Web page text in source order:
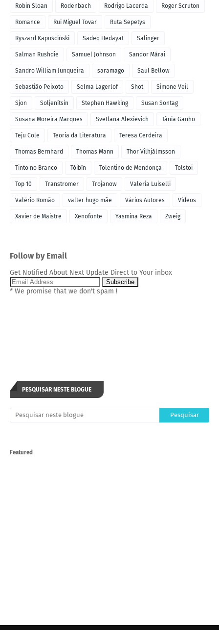
Robin Sloan Rodenbach Rodrigo Lacerda Roger Scruton
Romance Rui Miguel Tovar Ruta Sepetys
Ryszard Kapuściński Sadeq Hedayat Salinger
Salman Rushdie Samuel Johnson Sandor Márai
Sandro William Junqueira saramago Saul Bellow
Sebastião Peixoto Selma Lagerlof Shot Simone Veil
Sjon Soljenítsin Stephen Hawking Susan Sontag
Susana Moreira Marques Svetlana Alexievich Tânia Ganho
Teju Cole Teoria da Literatura Teresa Cerdeira
Thomas Bernhard Thomas Mann Thor Vilhjálmsson
Tinto no Branco Tóibín Tolentino de Mendonça Tolstoi
Top 10 Transtromer Trojanow Valeria Luiselli
Valério Romão valter hugo mãe Vários Autores Vídeos
Xavier de Maistre Xenofonte Yasmina Reza Zweig
Follow by Email
Get Notified About Next Update Direct to Your inbox
* We promise that we don't spam !
PESQUISAR NESTE BLOGUE
Featured